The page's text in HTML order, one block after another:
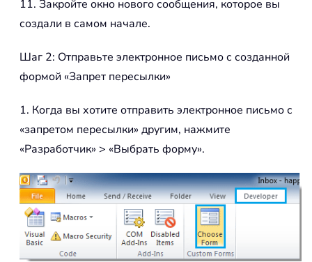
11. Закройте окно нового сообщения, которое вы
создали в самом начале.
Шаг 2: Отправьте электронное письмо с созданной
формой «Запрет пересылки»
1. Когда вы хотите отправить электронное письмо с
«запретом пересылки» другим, нажмите
«Разработчик» > «Выбрать форму».